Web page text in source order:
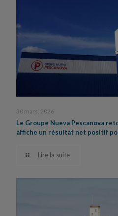
30 mars, 2026
Le Groupe Nueva Pescanova
affiche un résultat net positif
Lire la suite